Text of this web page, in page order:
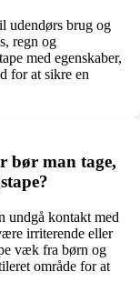
udendørs brug og
regn og
med egenskaber,
for at sikre en
bør man tage,
undgå kontakt med
irriterende eller
væk fra børn og
område for at